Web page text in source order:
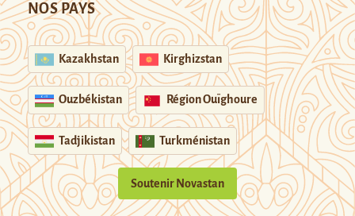
NOS PAYS
Kazakhstan Kirghizstan
Ouzbékistan Région Ouïghoure
Tadjikistan Turkménistan
Soutenir Novastan